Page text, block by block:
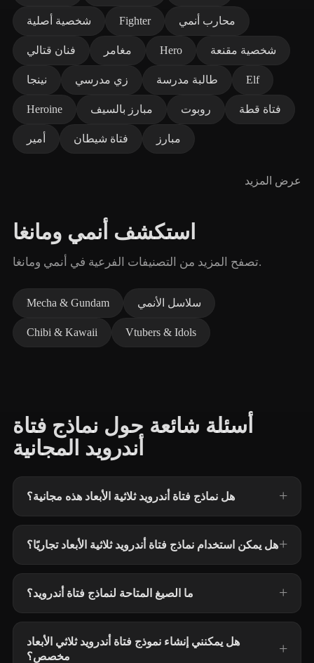
شخصية أصلية Fighter محارب أنمي
فنان قتالي مغامر Hero شخصية مقنعة
نينجا زي مدرسي طالبة مدرسة Elf
Heroine مبارز بالسيف روبوت فتاة قطة
أمير فتاة شيطان مبارز
عرض المزيد
استكشف أنمي ومانغا
تصفح المزيد من التصنيفات الفرعية في أنمي ومانغا.
Mecha & Gundam سلاسل الأنمي
Chibi & Kawaii Vtubers & Idols
أسئلة شائعة حول نماذج فتاة
أندرويد المجانية
هل نماذج فتاة أندرويد ثلاثية الأبعاد هذه مجانية؟
هل يمكن استخدام نماذج فتاة أندرويد ثلاثية الأبعاد تجاريًا؟
ما الصيغ المتاحة لنماذج فتاة أندرويد؟
هل يمكنني إنشاء نموذج فتاة أندرويد ثلاثي الأبعاد
مخصص؟